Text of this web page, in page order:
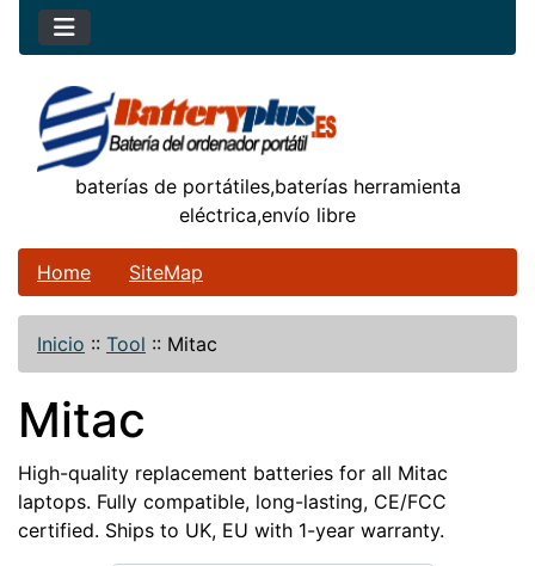
baterías de portátiles,baterías herramienta
eléctrica,envío libre
Home SiteMap
Inicio :: Tool :: Mitac
Mitac
High-quality replacement batteries for all Mitac
laptops. Fully compatible, long-lasting, CE/FCC
certified. Ships to UK, EU with 1-year warranty.